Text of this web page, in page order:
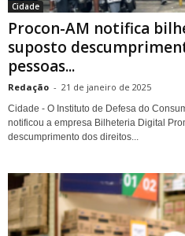
Cidade
Procon-AM notifica
suposto
pessoas...
Redação - 21 de janeiro de 2025
Cidade - O Instituto de Defesa do
notificou a empresa Bilheteria Digital
descumprimento dos direitos...